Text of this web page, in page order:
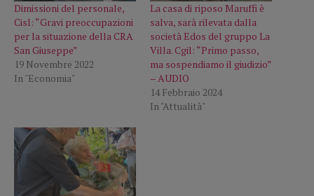
Dimissioni del personale,
Cisl: “Gravi preoccupazioni
per la situazione della CRA
San Giuseppe”
19 Novembre 2022
In "Economia"
La casa di riposo Maruffi è
salva, sarà rilevata dalla
società Edos del gruppo La
Villa. Cgil: “Primo passo,
ma sospendiamo il giudizio”
– AUDIO
14 Febbraio 2024
In "Attualità"